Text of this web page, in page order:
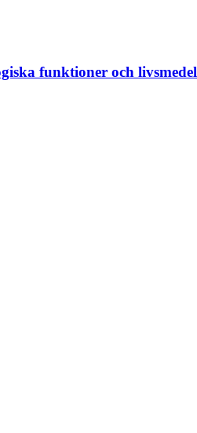
funktioner och livsmedel